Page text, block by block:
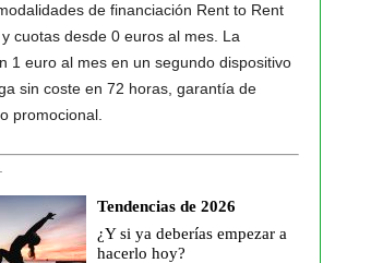
de financiación Rent to Rent
cuotas desde 0 euros al mes. La
1 euro al mes en un segundo dispositivo
sin coste en 72 horas, garantía de
promocional.
Tendencias de 2026
¿Y si ya deberías empezar a
hacerlo hoy?